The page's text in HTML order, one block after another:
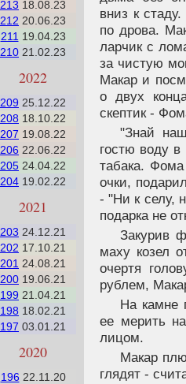
213 18.08.23
212 20.06.23
211 19.04.23
210 21.02.23
2022
209 25.12.22
208 18.10.22
207 19.08.22
206 22.06.22
205 24.04.22
204 19.02.22
2021
203 24.12.21
202 17.10.21
201 24.08.21
200 19.06.21
199 21.04.21
198 18.02.21
197 03.01.21
2020
196 22.11.20
вниз к
по дрова.
ларчик с
за чистую
Макар и
о двух
скептик -
"Знай
гостю воду
табака.
очки,
- "Ни к селу,
подарка не
Закурив
маху козел
очертя
рублем,
На камне
ее мерить
лицом.
Макар
глядят -